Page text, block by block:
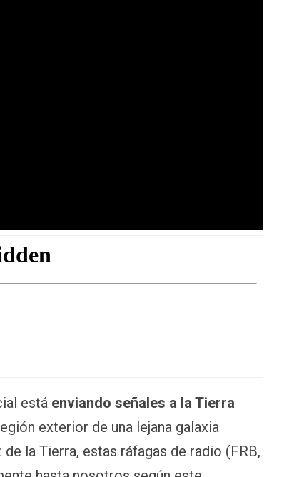
está enviando señales a la Tierra
exterior de una lejana galaxia
la Tierra, estas ráfagas de radio (FRB,